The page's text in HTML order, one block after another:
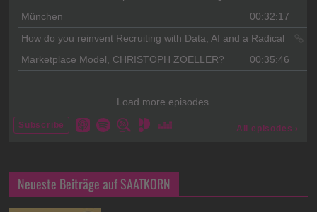
Neueste Beiträge auf SAATKORN